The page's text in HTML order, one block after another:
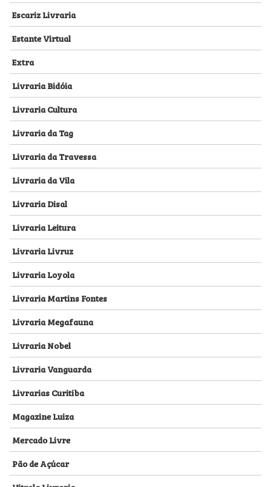
Escariz Livraria
Estante Virtual
Extra
Livraria Bidóia
Livraria Cultura
Livraria da Tag
Livraria da Travessa
Livraria da Vila
Livraria Disal
Livraria Leitura
Livraria Livruz
Livraria Loyola
Livraria Martins Fontes
Livraria Megafauna
Livraria Nobel
Livraria Vanguarda
Livrarias Curitiba
Magazine Luiza
Mercado Livre
Pão de Açúcar